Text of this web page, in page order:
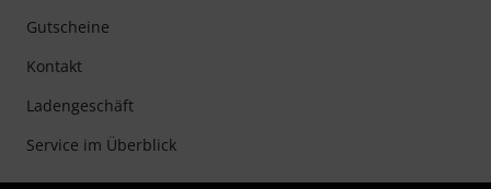
Gutscheine
Kontakt
Ladengeschäft
Service im Überblick